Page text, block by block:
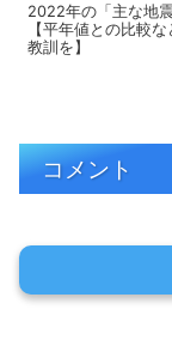
2022年の「主な地
【平年値との比較
教訓を】
コメント